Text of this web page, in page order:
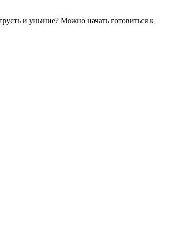
и уныние? Можно начать готовиться к